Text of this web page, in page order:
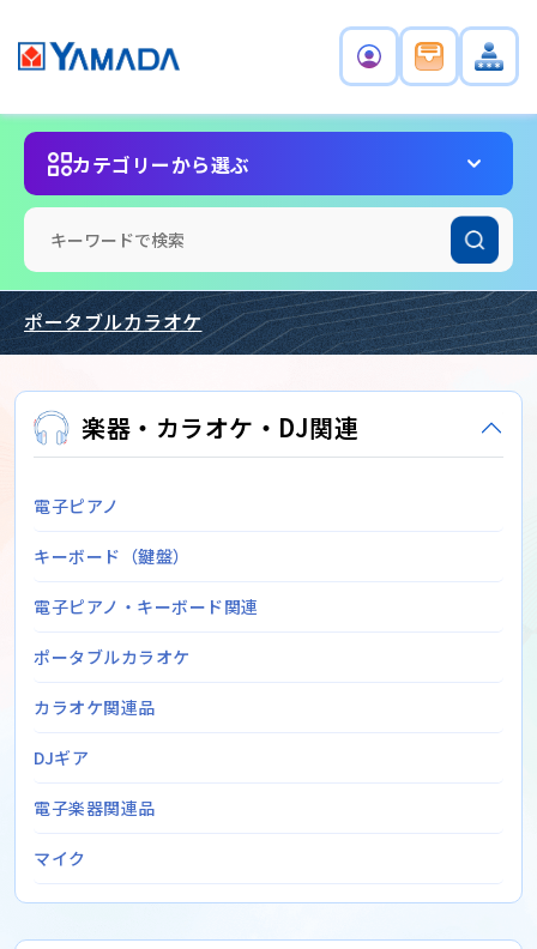
カテゴリーから選ぶ
ポータブルカラオケ
楽器・カラオケ・DJ関連
電子ピアノ
キーボード（鍵盤）
電子ピアノ・キーボード関連
ポータブルカラオケ
カラオケ関連品
DJギア
電子楽器関連品
マイク